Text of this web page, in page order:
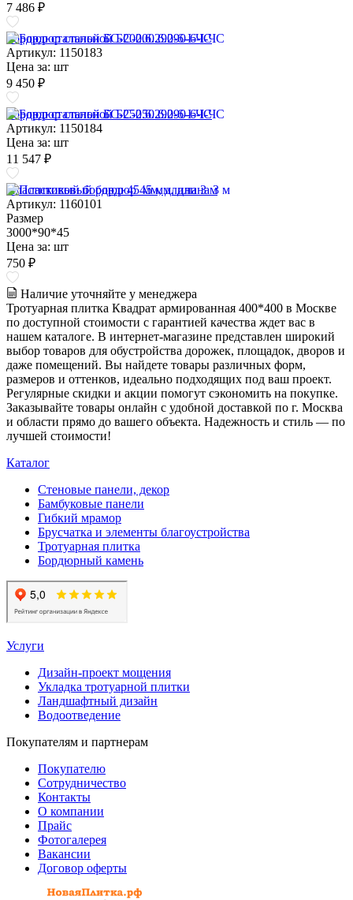
7 486 ₽
Бордюр стальной БС-200.6.290-6-I-ЧС
Артикул: 1150183
Цена за: шт
9 450 ₽
Бордюр стальной БС-250.6.290-6-I-ЧС
Артикул: 1150184
Цена за: шт
11 547 ₽
Пластиковый бордюр 45 мм, длина 3 м
Артикул: 1160101
Размер
3000*90*45
Цена за: шт
750 ₽
Наличие уточняйте у менеджера
Тротуарная плитка Квадрат армированная 400*400 в Москве
по доступной стоимости с гарантией качества ждет вас в
нашем каталоге. В интернет-магазине представлен широкий
выбор товаров для обустройства дорожек, площадок, дворов и
даже помещений. Вы найдете товары различных форм,
размеров и оттенков, идеально подходящих под ваш проект.
Регулярные скидки и акции помогут сэкономить на покупке.
Заказывайте товары онлайн с удобной доставкой по г. Москва
и области прямо до вашего объекта. Надежность и стиль — по
лучшей стоимости!
Каталог
Стеновые панели, декор
Бамбуковые панели
Гибкий мрамор
Брусчатка и элементы благоустройства
Тротуарная плитка
Бордюрный камень
Услуги
Дизайн-проект мощения
Укладка тротуарной плитки
Ландшафтный дизайн
Водоотведение
Покупателям и партнерам
Покупателю
Сотрудничество
Контакты
О компании
Прайс
Фотогалерея
Вакансии
Договор оферты